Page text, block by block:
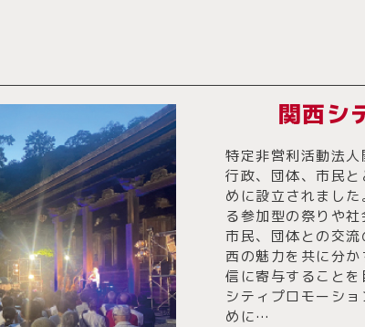
関西シ
特定非営利活動法
行政、団体、市民
めに設立されまし
る参加型の祭りや
市民、団体との交
西の魅力を共に分
信に寄与することを
シティプロモーシ
めに…